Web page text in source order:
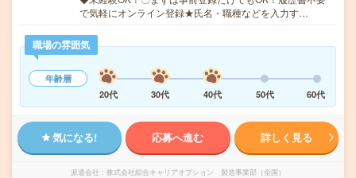
で気軽にオンライン登録★氏名・職種などを入力す…
職場の雰囲気
年齢層
20代
30代 40代 50代 60代
気になる! 応募へ進む 詳しく見る
派遣会社 株式会社綜合キャリアオプション 製造事業部（全国）